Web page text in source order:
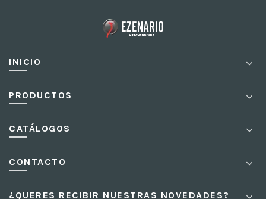
INICIO
PRODUCTOS
CATÁLOGOS
CONTACTO
¿QUERES RECIBIR NUESTRAS NOVEDADES?